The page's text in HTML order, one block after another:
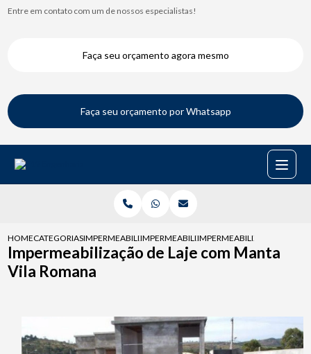
Entre em contato com um de nossos especialistas!
Faça seu orçamento agora mesmo
Faça seu orçamento por Whatsapp
HOMECATEGORIASIMPERMEABILIZACAO DE LAJES
IMPERMEABILIZACAO DE LAJE EXPOSTA AO
IMPERMEABILIZACAO DE
Impermeabilização de Laje com Manta
Vila Romana